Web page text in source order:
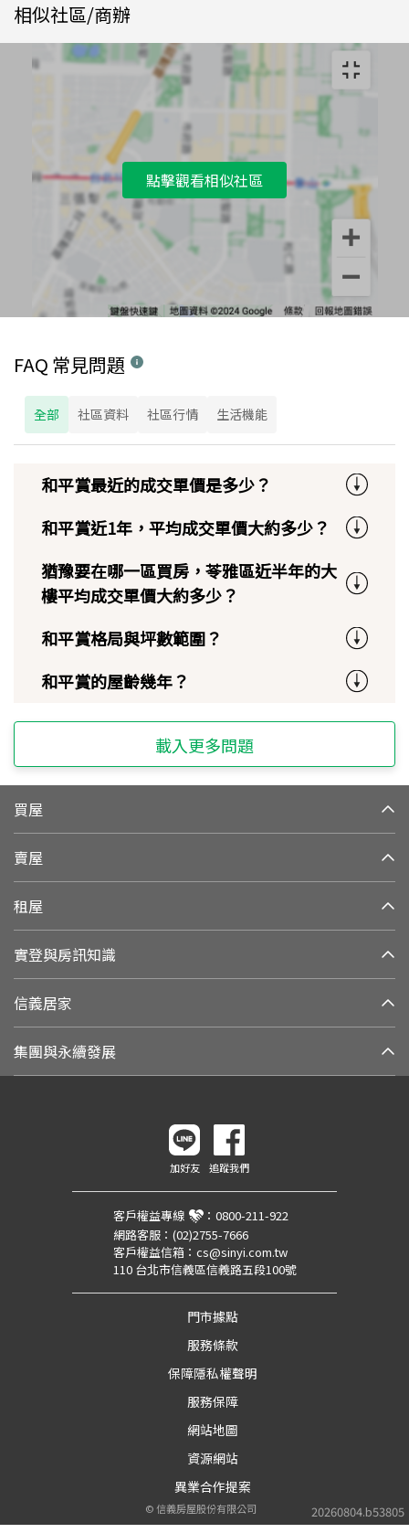
相似社區/商辦
點擊觀看相似社區
FAQ 常見問題
全部 社區資料 社區行情 生活機能
和平賞最近的成交單價是多少？
和平賞近1年，平均成交單價大約多少？
猶豫要在哪一區買房，苓雅區近半年的大
樓平均成交單價大約多少？
和平賞格局與坪數範圍？
和平賞的屋齡幾年？
載入更多問題
買屋
賣屋
租屋
實登與房訊知識
信義居家
集團與永續發展
20260804.b53805
加好友 追蹤我們
客戶權益專線 ： 0800-211-922
網路客服： (02)2755-7666
客戶權益信箱： cs@sinyi.com.tw
110 台北市信義區信義路五段100號
門市據點
服務條款
保障隱私權聲明
服務保障
網站地圖
資源網站
異業合作提案
©信義房屋股份有限公司